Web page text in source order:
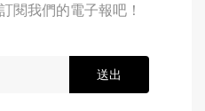
閱我們的電子報吧！
送出